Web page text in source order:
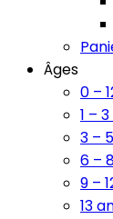
Âges
0 –
1 –
3 –
6 –
9 –
13